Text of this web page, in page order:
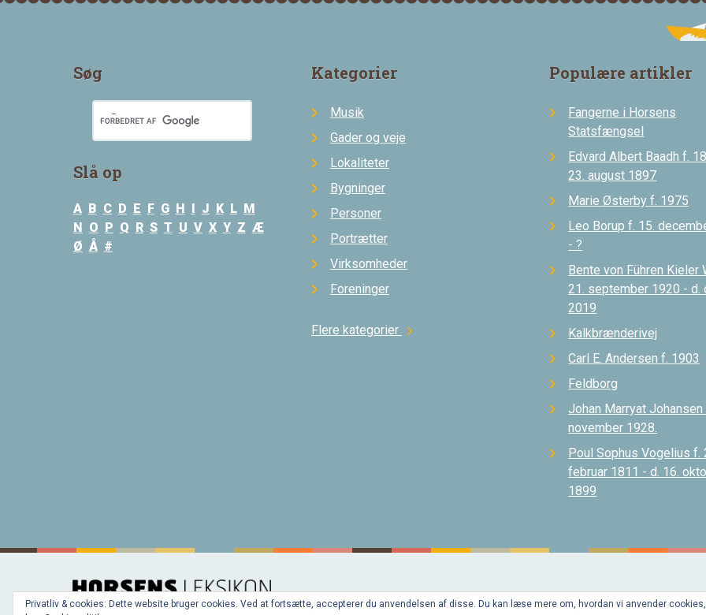
Søg
Slå op
A B C D E F G H J K L M
N
O P Q R S T U V X Y Z Æ
Ø Å #
Kategorier
Musik
Gader og veje
Lokaliteter
Bygninger
Personer
Portrætter
Virksomheder
Foreninger
Flere kategorier chevron_right
Populære artikler
Fangerne i Horsens
Statsfængsel
Edvard Albert Baadh f.
23. august 1897
Marie Østerby f. 1975
Leo Borup f. 15.
- ?
Bente von Führen Kieler
21. september 1920 - d.
2019
Kalkbrænderivej
Carl E. Andersen f. 1903
Feldborg
Johan Marryat Johansen
november 1928.
Poul Sophus Vogelius f.
februar 1811 - d. 16.
1899
Privatliv & cookies: Dette website bruger cookies. Ved at fortsætte, accepterer du anvendelsen af disse. Du kan læse mere om, hvordan vi anvender